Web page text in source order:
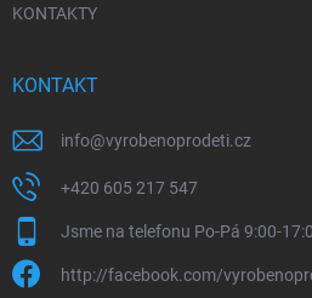
KONTAKTY
KONTAKT
info@vyrobenoprodeti.cz
+420 605 217 547
Jsme na telefonu Po-Pá 9:00-
http://facebook.com/